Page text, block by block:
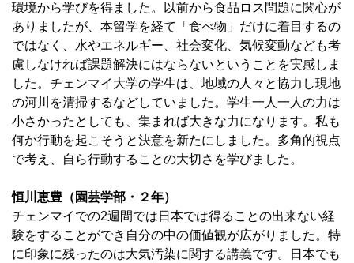
環境から学びを得ました。以前から食品ロス問題に関心が
ありましたが、本留学を経て「食べ物」だけに着目するの
ではなく、水やエネルギー、社会変化、気候変動なども考
慮しなければ課題解決にはならないということを実感しま
した。チェンマイ大学の学生は、地域の人々と協力し現地
の河川を清掃するなどしていました。学生一人一人の力は
小さかったとしても、集まれば大きな力になります。私も
何か行動を起こそうと決意を新たにしました。多角的視点
で考え、自ら行動することの大切さを学びました。
恒川恵豊（園芸学部・２年）
チェンマイでの2週間では日本では得ることの出来ない経
験をすることができ自分の中の価値観が広がりました。特
に印象に残ったのは大気汚染に関する講義です。日本でも